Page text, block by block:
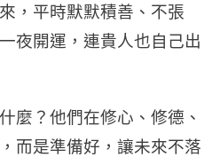
，平時默默積善、不張
夜開運，連貴人也自己出
麼？他們在修心、修德、
而是準備好，讓未來不落